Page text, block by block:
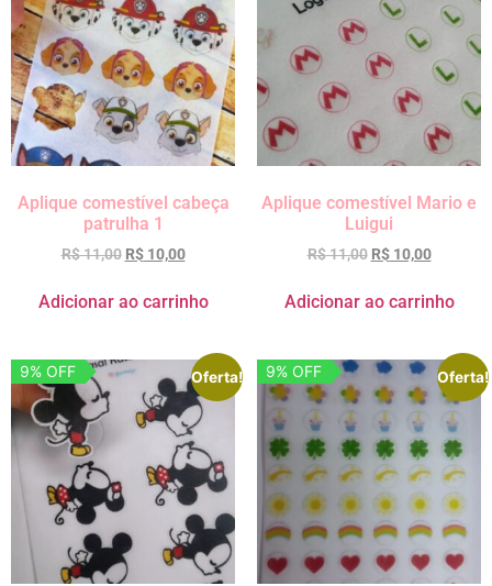
Aplique comestível cabeça
patrulha 1
R$11,00 R$10,00
Adicionar ao carrinho
Aplique comestível Mario e
Luigui
R$11,00 R$10,00
Adicionar ao carrinho
Oferta!
9% OFF Oferta!
9% OFF